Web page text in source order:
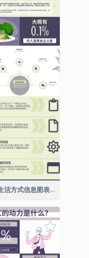
素食生活方式信息图表